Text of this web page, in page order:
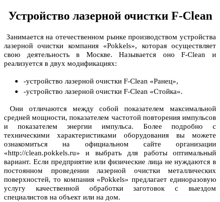
Устройство лазерной очистки F-Clean
Занимается на отечественном рынке производством устройства
лазерной очистки компания «Pokkels», которая осуществляет
свою деятельность в Москве. Называется оно F-Clean и
реализуется в двух модификациях:
-устройство лазерной очистки F-Clean «Ранец»,
-устройство лазерной очистки F-Clean «Стойка».
Они отличаются между собой показателем максимальной
средней мощности, показателем частотой повторения импульсов
и показателем энергии импульса. Более подробно с
техническими характеристиками оборудования вы можете
ознакомиться на официальном сайте организации
«http://clean.pokkels.ru» и выбрать для работы оптимальный
вариант. Если предприятие или физические лица не нуждаются в
постоянном проведении лазерной очистки металлических
поверхностей, то компания «Pokkels» предлагает единоразовую
услугу качественной обработки заготовок с выездом
специалистов на объект или на дом.